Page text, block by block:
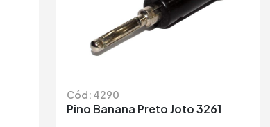
Cód: 4290
Pino Banana Preto Joto 3261